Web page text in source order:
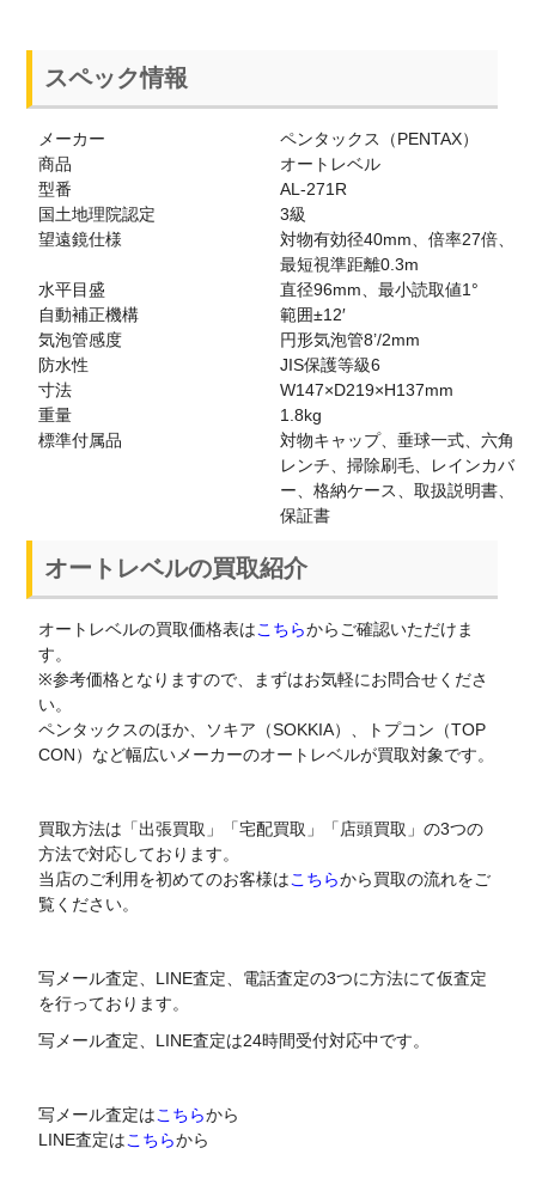
スペック情報
メーカー
ペンタックス（PENTAX）
商品
オートレベル
型番
AL-271R
国土地理院認定
3級
望遠鏡仕様
対物有効径40mm、倍率27倍、
最短視準距離0.3m
水平目盛
直径96mm、最小読取値1°
自動補正機構
範囲±12′
気泡管感度
円形気泡管8’/2mm
防水性
JIS保護等級6
寸法
W147×D219×H137mm
重量
1.8kg
標準付属品
対物キャップ、垂球一式、六角
レンチ、掃除刷毛、レインカバ
ー、格納ケース、取扱説明書、
保証書
オートレベルの買取紹介
オートレベルの買取価格表はこちらからご確認いただけま
す。
※参考価格となりますので、まずはお気軽にお問合せくださ
い。
ペンタックスのほか、ソキア（SOKKIA）、トプコン（TOP
CON）など幅広いメーカーのオートレベルが買取対象です。
買取方法は「出張買取」「宅配買取」「店頭買取」の3つの
方法で対応しております。
当店のご利用を初めてのお客様はこちらから買取の流れをご
覧ください。
写メール査定、LINE査定、電話査定の3つに方法にて仮査定
を行っております。
写メール査定、LINE査定は24時間受付対応中です。
写メール査定はこちらから
LINE査定はこちらから